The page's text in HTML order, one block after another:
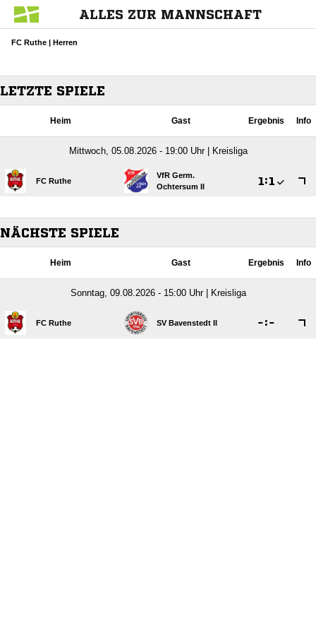
ALLES ZUR MANNSCHAFT
FC Ruthe | Herren
LETZTE SPIELE
Heim Gast Ergebnis Info
Mittwoch, 05.08.2026 - 19:00 Uhr | Kreisliga
FC Ruthe
VfR Germ.
Ochtersum II
 :
NÄCHSTE SPIELE
Heim Gast Ergebnis Info
Sonntag, 09.08.2026 - 15:00 Uhr | Kreisliga
FC Ruthe SV Bavenstedt II :